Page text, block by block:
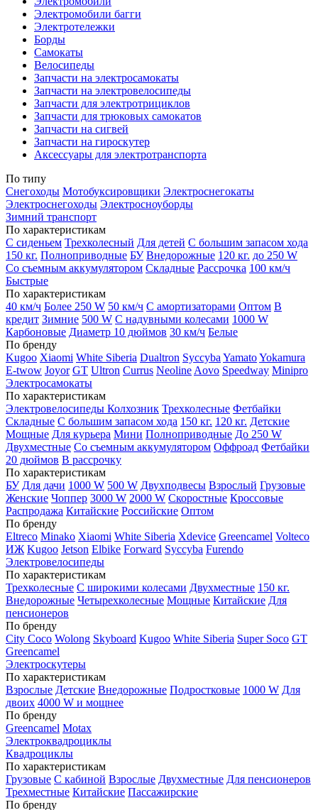
Электромобили багги
Электротележки
Борды
Самокаты
Велосипеды
Запчасти на электросамокаты
Запчасти на электровелосипеды
Запчасти для электротрициклов
Запчасти для трюковых самокатов
Запчасти на сигвей
Запчасти на гироскутер
Аксессуары для электротранспорта
По типу
Снегоходы Мотобуксировщики Электроснегокаты
Электроснегоходы Электросноуборды
Зимний транспорт
По характеристикам
С сиденьем Трехколесный Для детей С большим запасом хода
150 кг. Полноприводные БУ Внедорожные 120 кг. до 250 W
Со съемным аккумулятором Складные Рассрочка 100 км/ч
Быстрые
По характеристикам
40 км/ч Более 250 W 50 км/ч С амортизаторами Оптом В
кредит Зимние 500 W С надувными колесами 1000 W
Карбоновые Диаметр 10 дюймов 30 км/ч Белые
По бренду
Kugoo Xiaomi White Siberia Dualtron Syccyba YamatoYokamura
E-twow Joyor GT Ultron Currus Neoline Aovo Speedway Minipro
Электросамокаты
По характеристикам
Электровелосипеды Колхозник Трехколесные Фетбайки
Складные С большим запасом хода 150 кг. 120 кг. Детские
Мощные Для курьера Мини Полноприводные До 250 W
Двухместные Со съемным аккумулятором Оффроад Фетбайки
20 дюймов В рассрочку
По характеристикам
БУ Для дачи 1000 W 500 W Двухподвесы Взрослый Грузовые
Женские Чоппер 3000 W 2000 W Скоростные Кроссовые
Распродажа Китайские Российские Оптом
По бренду
Eltreco Minako Xiaomi White Siberia Xdevice Greencamel Volteco
ИЖ Kugoo Jetson Elbike Forward Syccyba Furendo
Электровелосипеды
По характеристикам
Трехколесные С широкими колесами Двухместные 150 кг.
Внедорожные Четырехколесные Мощные Китайские Для
пенсионеров
По бренду
City Coco Wolong Skyboard Kugoo White Siberia Super Soco GT
Greencamel
Электроскутеры
По характеристикам
Взрослые Детские Внедорожные Подростковые 1000 W Для
двоих 4000 W и мощнее
По бренду
Greencamel Motax
Электроквадроциклы
Квадроциклы
По характеристикам
Грузовые С кабиной Взрослые Двухместные Для пенсионеров
Трехместные Китайские Пассажирские
По бренду